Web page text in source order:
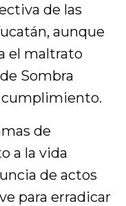
de las
aunque
el maltrato
Sombra
cumplimiento.
de
a la vida
de actos
para erradicar